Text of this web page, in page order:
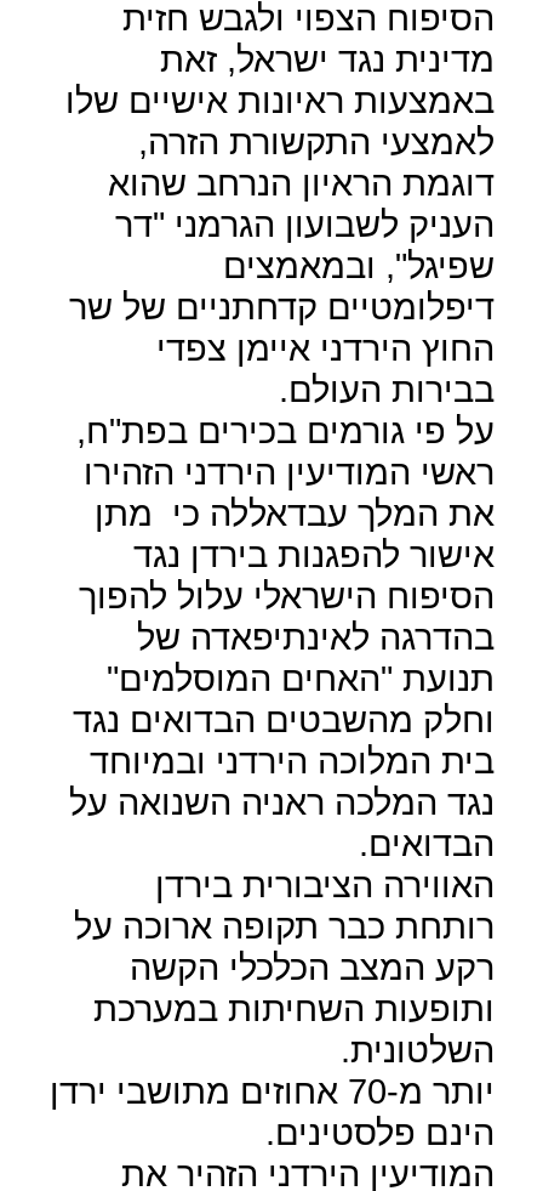
הסיפוח הצפוי ולגבש חזית
מדינית נגד ישראל, זאת
באמצעות ראיונות אישיים שלו
לאמצעי התקשורת הזרה,
דוגמת הראיון הנרחב שהוא
העניק לשבועון הגרמני "דר
שפיגל", ובמאמצים
דיפלומטיים קדחתניים של שר
החוץ הירדני איימן צפדי
בבירות העולם.
על פי גורמים בכירים בפת"ח,
ראשי המודיעין הירדני הזהירו
את המלך עבדאללה כי
מתן
אישור להפגנות בירדן נגד
הסיפוח הישראלי עלול להפוך
בהדרגה לאינתיפאדה של
תנועת "האחים המוסלמים"
וחלק מהשבטים הבדואים נגד
בית המלוכה הירדני ובמיוחד
נגד המלכה ראניה השנואה על
הבדואים.
האווירה הציבורית בירדן
רותחת כבר תקופה ארוכה על
רקע המצב הכלכלי הקשה
ותופעות השחיתות במערכת
השלטונית.
יותר מ-70 אחוזים מתושבי ירדן
הינם פלסטינים.
המודיעין הירדני הזהיר את